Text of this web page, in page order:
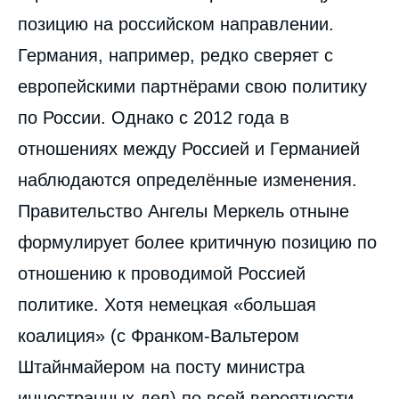
позицию на российском направлении.
Германия, например, редко сверяет с
европейскими партнёрами свою политику
по России. Однако с 2012 года в
отношениях между Россией и Германией
наблюдаются определённые изменения.
Правительство Ангелы Меркель отныне
формулирует более критичную позицию по
отношению к проводимой Россией
политике. Хотя немецкая «большая
коалиция» (с Франком-Вальтером
Штайнмайером на посту министра
Image
de
couverture
la
Доминик Толксдорф, « ЕС, Россия и
Восточное партнёрство: новая динамика
отношений при новом правительстве в
Германии? », Статьи,